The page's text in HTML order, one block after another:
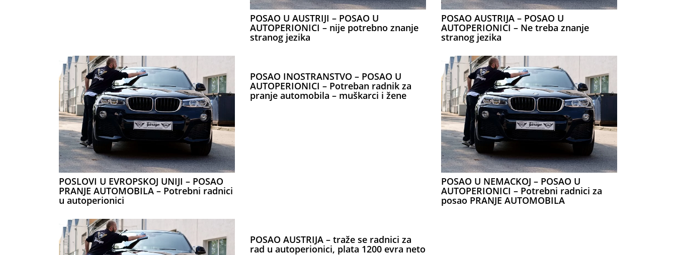
POSAO U AUSTRIJI – POSAO U
AUTOPERIONICI – nije potrebno znanje
stranog jezika
POSAO AUSTRIJA – POSAO U
AUTOPERIONICI – Ne treba znanje
stranog jezika
POSLOVI U EVROPSKOJ UNIJI – POSAO
PRANJE AUTOMOBILA – Potrebni radnici
u autoperionici
POSAO INOSTRANSTVO – POSAO U
AUTOPERIONICI – Potreban radnik za
pranje automobila – muškarci i žene
POSAO U NEMACKOJ – POSAO U
AUTOPERIONICI – Potrebni radnici za
posao PRANJE AUTOMOBILA
POSAO AUSTRIJA – traže se radnici za
rad u autoperionici, plata 1200 evra neto